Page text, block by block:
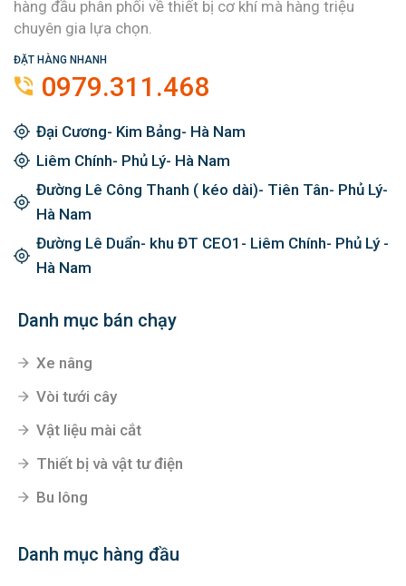
hàng đầu phân phối về thiết bị cơ khí mà hàng triệu
chuyên gia lựa chọn.
ĐẶT HÀNG NHANH
0979.311.468
Đại Cương- Kim Bảng- Hà Nam
Liêm Chính- Phủ Lý- Hà Nam
Đường Lê Công Thanh ( kéo dài)- Tiên Tân- Phủ Lý-
Hà Nam
Đường Lê Duẩn- khu ĐT CEO1- Liêm Chính- Phủ Lý -
Hà Nam
Danh mục bán chạy
Xe nâng
Vòi tưới cây
Vật liệu mài cắt
Thiết bị và vật tư điện
Bu lông
Danh mục hàng đầu